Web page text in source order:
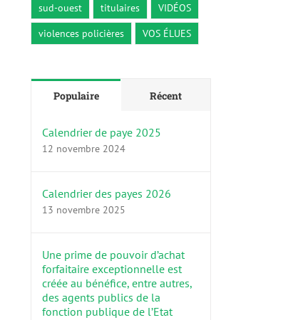
sud-ouest
titulaires
VIDÉOS
violences policières
VOS ÉLUES
Populaire Récent
Calendrier de paye 2025
12 novembre 2024
Calendrier des payes 2026
13 novembre 2025
Une prime de pouvoir d’achat
forfaitaire exceptionnelle est
créée au bénéfice, entre autres,
des agents publics de la
fonction publique de l’Etat